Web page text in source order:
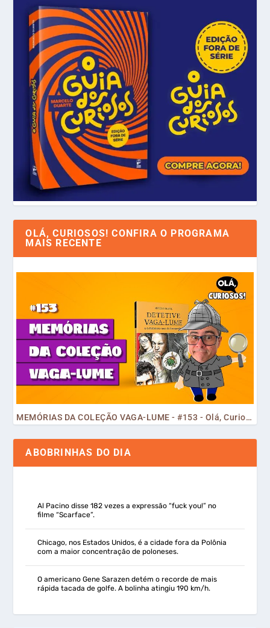
OLÁ, CURIOSOS! CONFIRA O PROGRAMA
MAIS RECENTE
MEMÓRIAS DA COLEÇÃO VAGA-LUME - #153 - Olá, Curiosos! 2023
ABOBRINHAS DO DIA
Al Pacino disse 182 vezes a expressão “fuck you!” no
filme “Scarface”.
Chicago, nos Estados Unidos, é a cidade fora da Polônia
com a maior concentração de poloneses.
O americano Gene Sarazen detém o recorde de mais
rápida tacada de golfe. A bolinha atingiu 190 km/h.